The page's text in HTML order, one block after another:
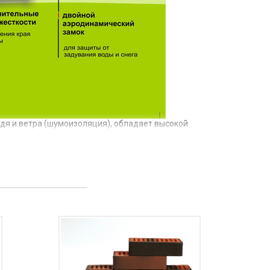
и ветра (шумоизоляция), обладает высокой